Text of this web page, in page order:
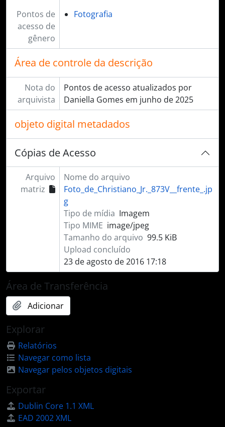
Pontos de
acesso de
gênero
Fotografia
Área de controle da descrição
Nota do
arquivista
Pontos de acesso atualizados por
Daniella Gomes em junho de 2025
objeto digital metadados
Cópias de Acesso
Arquivo
matriz
Nome do arquivo
Foto_de_Christiano_Jr._873V__frente_.jp
g
Tipo de mídia Imagem
Tipo MIME image/jpeg
Tamanho do arquivo 99.5 KiB
Upload concluído
23 de agosto de 2016 17:18
Área de Transferência
Adicionar
Explorar
Relatórios
Navegar como lista
Navegar pelos objetos digitais
Exportar
Dublin Core 1.1 XML
EAD 2002 XML